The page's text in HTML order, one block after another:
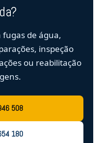
fugas de água,
inspeção
ou reabilitação
508
180